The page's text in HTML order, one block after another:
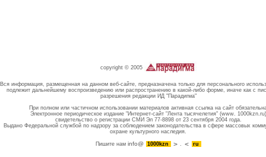
copyright © 2005
Вся информация, размещенная на данном веб-сайте, предназначена только для персонального
подлежит дальнейшему воспроизведению или распространению в какой-либо форме, иначе как с
разрешения редакции ИД "Парадигма"
При полном или частичном использовании материалов активная ссылка на сайт
Электронное периодическое издание "Интернет-сайт "Лента тысячелетия" (www. 1000kzn.ru)
свидетельство о регистрации СМИ Эл 77-8898 от 23 сентября 2004 года.
Выдано Федеральной службой по надзору за соблюдением законодательства в сфере массовых
охране культурного наследия.
Пишите намinfo@ 1000kzn . ru